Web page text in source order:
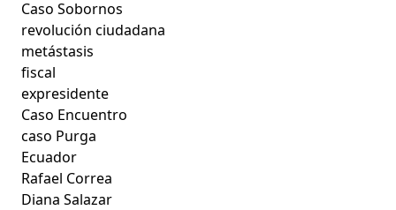
Caso Sobornos
revolución ciudadana
metástasis
fiscal
expresidente
Caso Encuentro
caso Purga
Ecuador
Rafael Correa
Diana Salazar